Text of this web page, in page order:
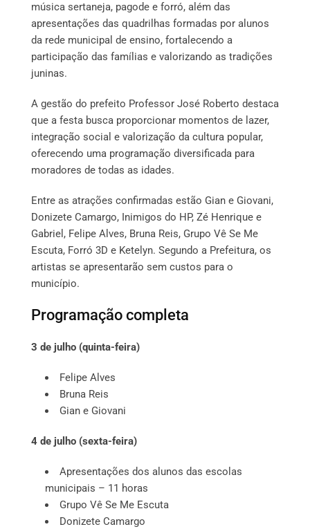
música sertaneja, pagode e forró, além das
apresentações das quadrilhas formadas por alunos
da rede municipal de ensino, fortalecendo a
participação das famílias e valorizando as tradições
juninas.
A gestão do prefeito Professor José Roberto destaca
que a festa busca proporcionar momentos de lazer,
integração social e valorização da cultura popular,
oferecendo uma programação diversificada para
moradores de todas as idades.
Entre as atrações confirmadas estão Gian e Giovani,
Donizete Camargo, Inimigos do HP, Zé Henrique e
Gabriel, Felipe Alves, Bruna Reis, Grupo Vê Se Me
Escuta, Forró 3D e Ketelyn. Segundo a Prefeitura, os
artistas se apresentarão sem custos para o
município.
Programação completa
3 de julho (quinta-feira)
Felipe Alves
Bruna Reis
Gian e Giovani
4 de julho (sexta-feira)
Apresentações dos alunos das escolas
municipais – 11 horas
Grupo Vê Se Me Escuta
Donizete Camargo